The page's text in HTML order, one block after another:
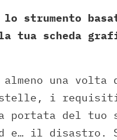
strumento
tua scheda
una volta
i requisiti
portata del tuo
e… il disastro.